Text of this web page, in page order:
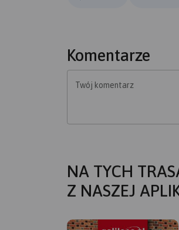
Komentarze
Twój komentarz
NA TYCH
Z NASZEJ